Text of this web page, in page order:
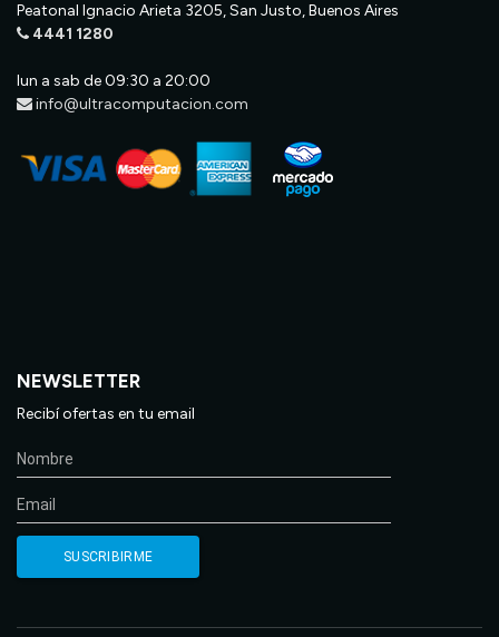
Peatonal Ignacio Arieta 3205, San Justo, Buenos Aires
4441 1280
lun a sab de 09:30 a 20:00
info@ultracomputacion.com
NEWSLETTER
Recibí ofertas en tu email